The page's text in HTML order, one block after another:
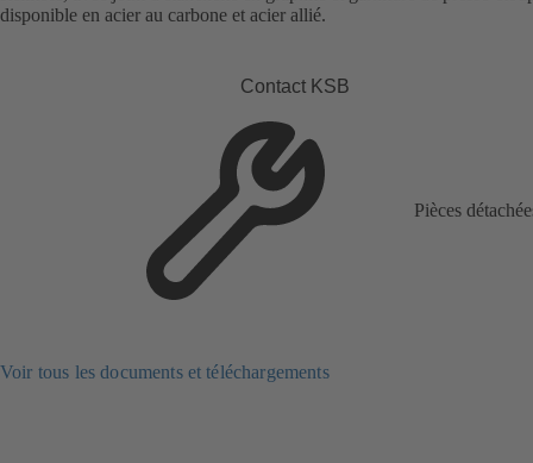
disponible en acier au carbone et acier allié.
Contact KSB
Pièces
Voir tous les documents et téléchargements